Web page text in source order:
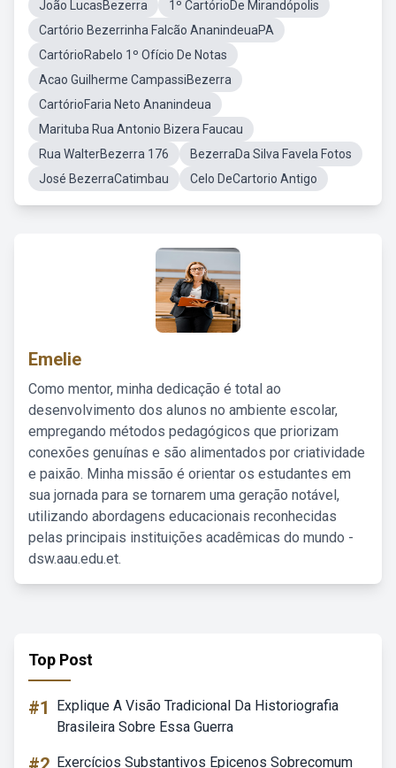
João LucasBezerra
1º CartórioDe Mirandópolis
Cartório Bezerrinha Falcão AnanindeuaPA
CartórioRabelo 1º Ofício De Notas
Acao Guilherme CampassiBezerra
CartórioFaria Neto Ananindeua
Marituba Rua Antonio Bizera Faucau
Rua WalterBezerra 176
BezerraDa Silva Favela Fotos
José BezerraCatimbau
Celo DeCartorio Antigo
Emelie
Como mentor, minha dedicação é total ao
desenvolvimento dos alunos no ambiente escolar,
empregando métodos pedagógicos que priorizam
conexões genuínas e são alimentados por criatividade
e paixão. Minha missão é orientar os estudantes em
sua jornada para se tornarem uma geração notável,
utilizando abordagens educacionais reconhecidas
pelas principais instituições acadêmicas do mundo -
dsw.aau.edu.et.
Top Post
#1
Explique A Visão Tradicional Da Historiografia
Brasileira Sobre Essa Guerra
Exercícios Substantivos Epicenos Sobrecomum